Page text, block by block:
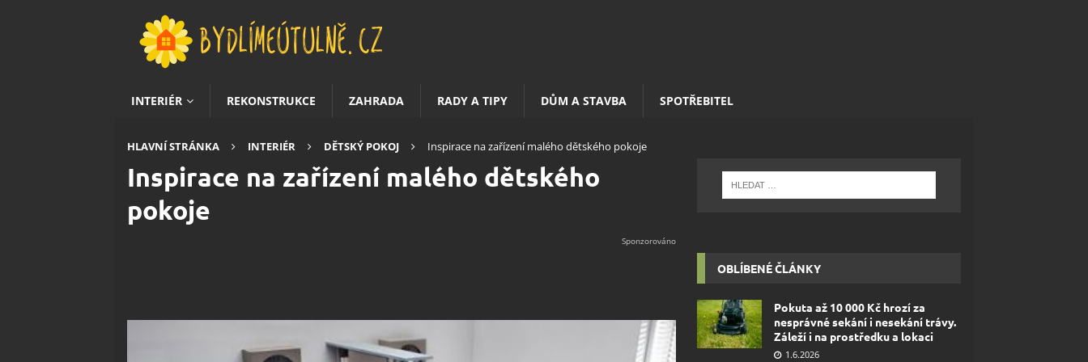
INTERIÉR REKONSTRUKCE ZAHRADA RADY A TIPY DŮM A STAVBA SPOTŘEBITEL
HLAVNÍ STRÁNKA INTERIÉR DĚTSKÝ POKOJ Inspirace na zařízení malého dětského pokoje
Inspirace na zařízení malého dětského
pokoje
OBLÍBENÉ ČLÁNKY
Pokuta až 10 000 Kč hrozí za
nesprávné sekání i nesekání trávy.
Záleží i na prostředku a lokaci
1.6.2026